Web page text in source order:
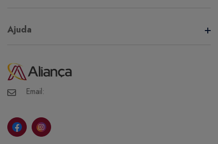
Termos de Uso
Ajuda
Minha Conta
Meus Pedidos
Meus Favoritos
Email: